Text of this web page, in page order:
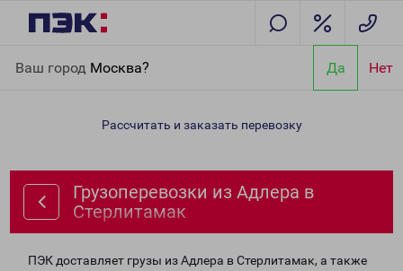
Ваш город Москва? Да Нет
Стерлитамак
Рассчитать и заказать перевозку
Грузоперевозки из Адлера в
Стерлитамак
ПЭК доставляет грузы из Адлера в Стерлитамак, а также